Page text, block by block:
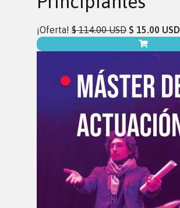
¡Oferta! $ 114.00 USD $ 15.00 USD